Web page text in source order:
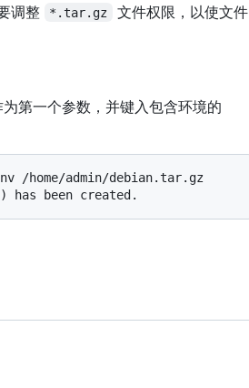
调整 *.tar.gz
文件权限，以使文件
第一个参数，并键入包含环境的
has been created.